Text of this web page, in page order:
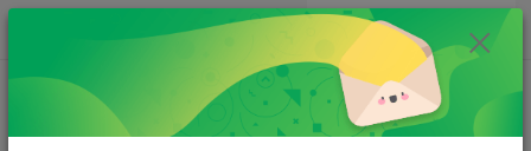
ks
za 0,00 EUR